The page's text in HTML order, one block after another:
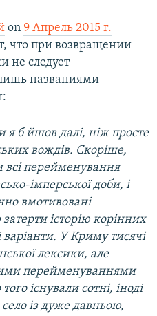
on 9 Апрель 2015 г.
что при возвращении
не следует
названиями
я б йшов далі, ніж просте
вождів. Скоріше,
всі перейменування
імперської доби, і
вмотивовані
історію корінних
варіанти. У Криму тисячі
лексики, але
перейменуваннями
існували сотні, іноді
із дуже давньою,